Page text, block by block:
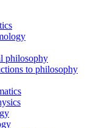
philosophy
to philosophy